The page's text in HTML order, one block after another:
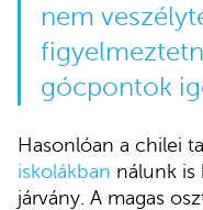
nem
gócpontok
Hasonlóan a chilei
iskolákban nálunk is
járvány. A magas